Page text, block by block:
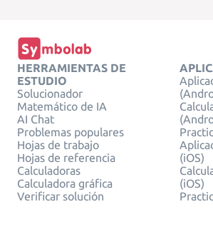
HERRAMIENTAS DE
ESTUDIO
Solucionador
Matemático de IA
AI Chat
Problemas populares
Hojas de trabajo
Hojas de referencia
Calculadoras
Calculadora gráfica
Verificar solución
(iOS)
(iOS)